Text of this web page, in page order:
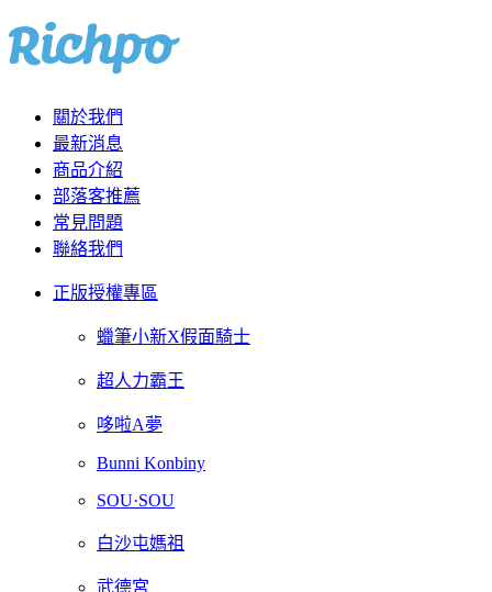
關於我們
最新消息
商品介紹
部落客推薦
常見問題
聯絡我們
正版授權專區
蠟筆小新X假面騎士
超人力霸王
哆啦A夢
Bunni Konbiny
SOU·SOU
白沙屯媽祖
武德宮